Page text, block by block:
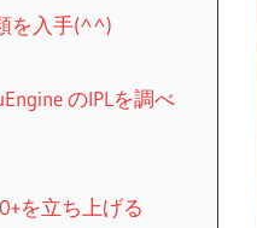
を入手(^^)
のIPLを調べ
を立ち上げる